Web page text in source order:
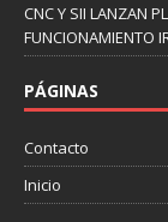
CNC Y SII LANZAN
FUNCIONAMIENTO
PÁGINAS
Contacto
Inicio